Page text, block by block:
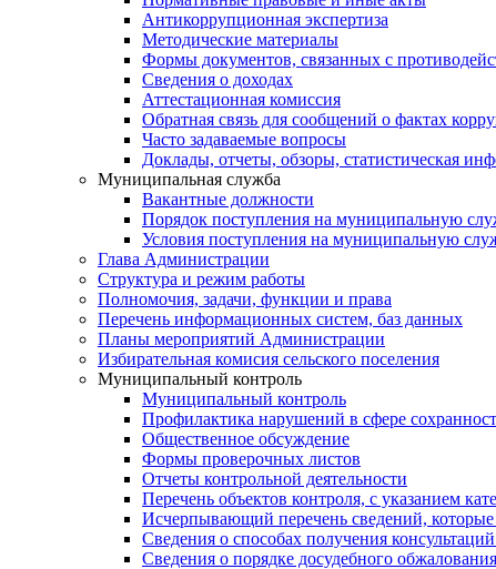
Антикоррупционная экспертиза
Методические материалы
Формы документов, связанных с
Сведения о доходах
Аттестационная комиссия
Обратная связь для сообщений о фактах
Часто задаваемые вопросы
Доклады, отчеты, обзоры, статистическая
Муниципальная служба
Вакантные должности
Порядок поступления на муниципальную
Условия поступления на муниципальную
Глава Администрации
Структура и режим работы
Полномочия, задачи, функции и права
Перечень информационных систем, баз данных
Планы мероприятий Администрации
Избирательная комисия сельского поселения
Муниципальный контроль
Муниципальный контроль
Профилактика нарушений в сфере
Общественное обсуждение
Формы проверочных листов
Отчеты контрольной деятельности
Перечень объектов контроля, с указанием
Исчерпывающий перечень сведений,
Сведения о способах получения
Сведения о порядке досудебного